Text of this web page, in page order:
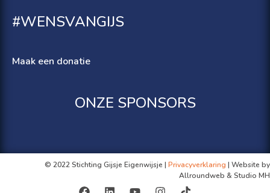
#WENSVANGIJS
Maak een donatie
ONZE SPONSORS
© 2022 Stichting Gijsje Eigenwijsje | Privacyverklaring | Website by
Allroundweb & Studio MH